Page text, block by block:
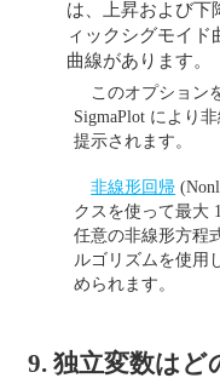
は、上昇および下
ィックシグモイド
曲線があります。
このオプション
SigmaPlot により
提示されます。
非線形回帰
クスを使って最大
任意の非線形方程
ルゴリズムを使用
められます。
9. 独立変数はど